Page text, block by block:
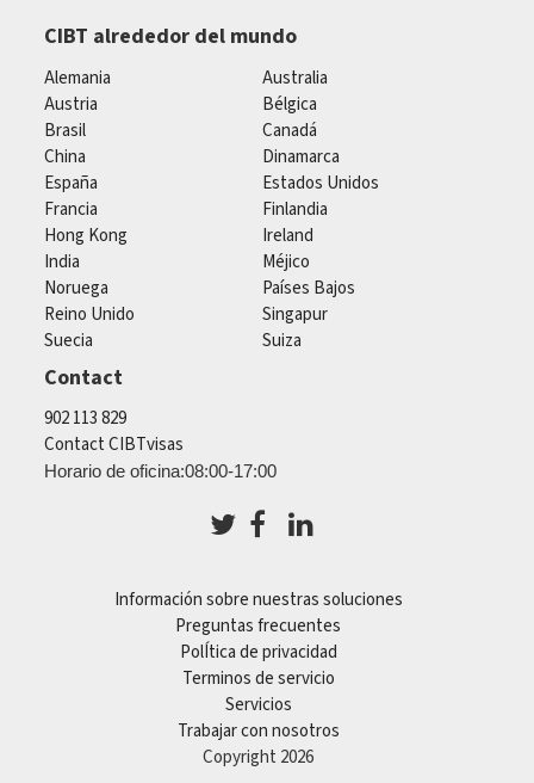
CIBT alrededor del mundo
Alemania
Australia
Austria
Bélgica
Brasil
Canadá
China
Dinamarca
España
Estados Unidos
Francia
Finlandia
Hong Kong
Ireland
India
Méjico
Noruega
Países Bajos
Reino Unido
Singapur
Suecia
Suiza
Contact
902 113 829
Contact CIBTvisas
Horario de oficina:08:00-17:00
Información sobre nuestras soluciones
Preguntas frecuentes
PolÍtica de privacidad
Terminos de servicio
Servicios
Trabajar con nosotros
Copyright 2026